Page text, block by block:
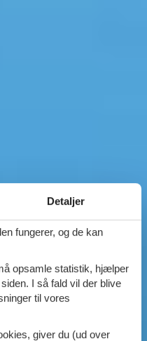
Detaljer
fungerer, og de kan
opsamle statistik, hjælper
I så fald vil der blive
til vores
giver du (ud over